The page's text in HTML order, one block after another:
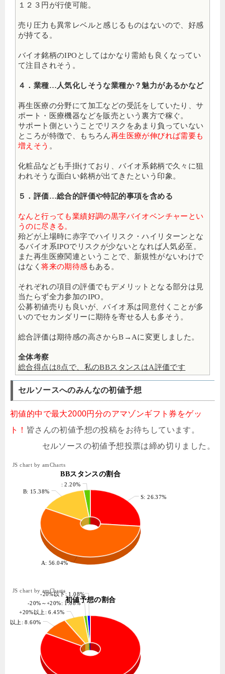
１２３円が行使可能。
売り圧力も異常レベルと感じるものはないので、好感
が持てる。
バイオ銘柄のIPOとしてはかなり需給も良くなってい
て注目されそう。
４．業種…人気化しそうな業種か？魅力があるかなど
再生医療の分野にて加工などの受託をしていたり、サ
ポート・医療機器などを販売という裏方で稼ぐ。
サポート側ということでリスクをあまり負っていない
ところが特徴で、もちろん再生医療が伸びれば需要も
増えそう 。
化粧品なども手掛けており、バイオ系銘柄で久々に狙
われそうな面白い銘柄が出てきたという印象。
５．評価…総合的評価や特記的事項を含める
なんと行っても業績好調の黒字バイオベンチャーとい
うのに尽きる。
殆どが上場時に赤字でハイリスク・ハイリターンとな
るバイオ系IPOでリスクが少ないとなれば人気必至。
また再生医療関連ということで、新規性がないわけで
はなく将来の期待感 もある。
それぞれの項目の評価でもデメリットとなる部分は見
当たらず全力参加のIPO。
公募初値売りも良いが、バイオ系は同意付くことが多
いのでセカンダリーに期待を寄せる人も多そう。
総合評価は期待感の高さからB→Aに変更しました。
全体考察
総合得点は8点で、私のBBスタンスはA評価です
セルソースへのみんなの初値予想
初値的中で最大2000円分のアマゾンギフト券をゲッ
ト！ 皆さんの初値予想の投稿をお待ちしています。
セルソースの初値予想投票は締め切りました。
: 2.20%
B: 15.38%
S: 26.37%
A: 56.04%
BBスタンスの割合
JS chart by amCharts
-20%以下: 1.08%
-20%～+20%: 1.08%
+20%以上: 6.45%
以上: 8.60%
初値予想の割合
JS chart by amCharts